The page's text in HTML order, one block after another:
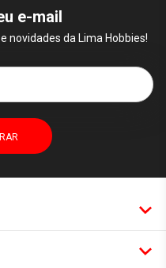
e-mail
novidades da Lima Hobbies!